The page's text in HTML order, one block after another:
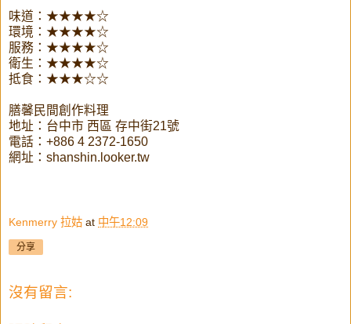
味道：★★★★☆
環境：★★★★☆
服務：★★★★☆
衛生：★★★★☆
抵食：★★★☆☆
膳馨民間創作料理
地址：台中市 西區 存中街21號
電話：+886 4 2372-1650
網址：shanshin.looker.tw
Kenmerry 拉姑 at 中午12:09
分享
沒有留言: